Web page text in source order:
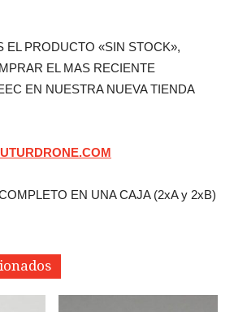
EL PRODUCTO «SIN STOCK»,
EL MAS RECIENTE
EN NUESTRA NUEVA TIENDA
EN UNA CAJA (2xA y 2xB)